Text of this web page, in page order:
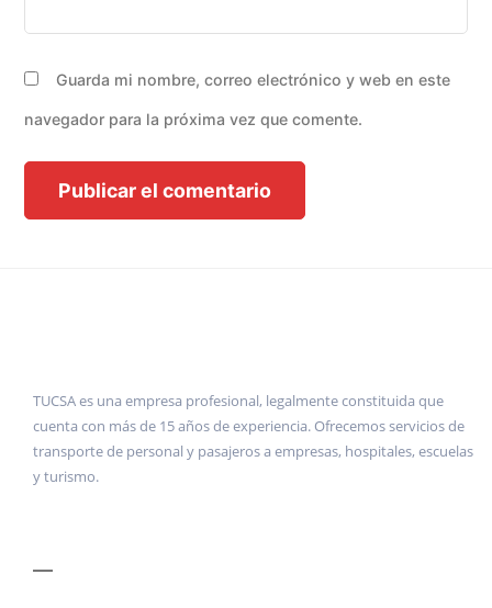
Guarda mi nombre, correo electrónico y web en este
navegador para la próxima vez que comente.
TUCSA es una empresa profesional, legalmente constituida que
cuenta con más de 15 años de experiencia. Ofrecemos servicios de
transporte de personal y pasajeros a empresas, hospitales, escuelas
y turismo.